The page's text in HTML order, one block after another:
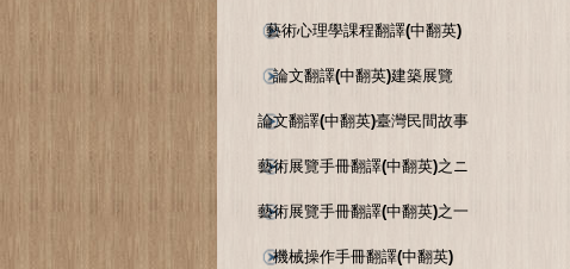
藝術心理學課程翻譯(中翻英)
論文翻譯(中翻英)建築展覽
論文翻譯(中翻英)臺灣民間故事
藝術展覽手冊翻譯(中翻英)之ニ
藝術展覽手冊翻譯(中翻英)之一
機械操作手冊翻譯(中翻英)